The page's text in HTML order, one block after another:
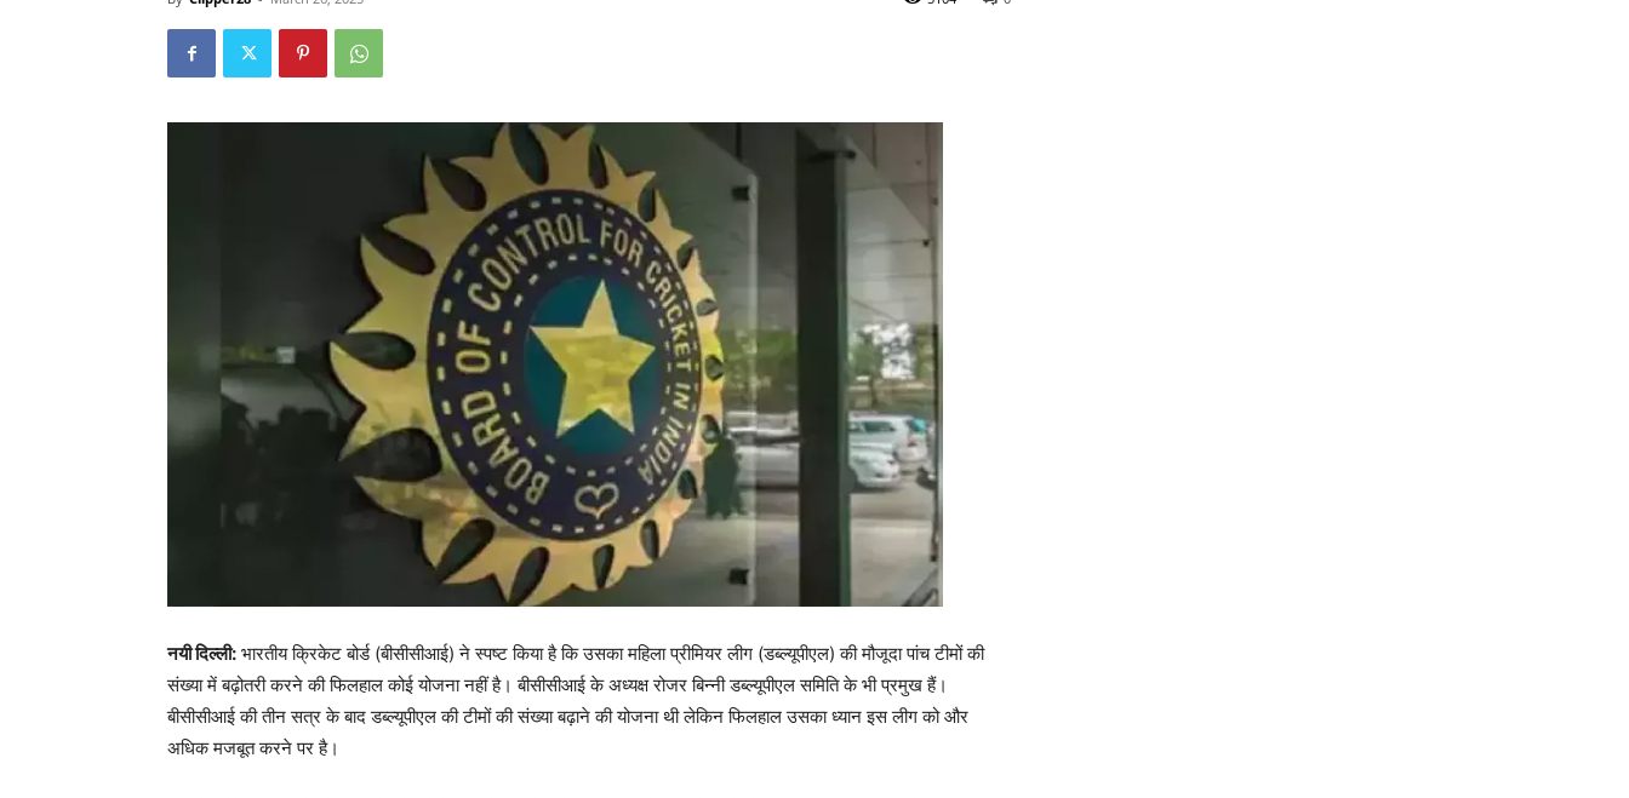
नयी दिल्ली: भारतीय क्रिकेट बोर्ड (बीसीसीआई) ने स्पष्ट किया है कि उसका महिला प्रीमियर लीग (डब्ल्यूपीएल) की मौजूदा पांच टीमों की
संख्या में बढ़ोतरी करने की फिलहाल कोई योजना नहीं है। बीसीसीआई के अध्यक्ष रोजर बिन्नी डब्ल्यूपीएल समिति के भी प्रमुख हैं।
बीसीसीआई की तीन सत्र के बाद डब्ल्यूपीएल की टीमों की संख्या बढ़ाने की योजना थी लेकिन फिलहाल उसका ध्यान इस लीग को और
अधिक मजबूत करने पर है।